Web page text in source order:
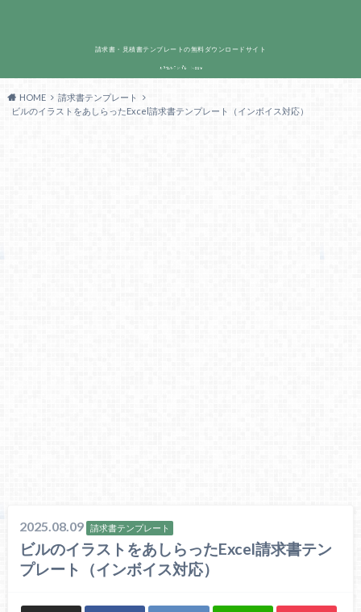
請求書・見積書テンプレートの無料ダウンロードサイト
HOME
請求書テンプレート
ビルのイラストをあしらったExcel請求書テンプレート（インボイス対応）
2025.08.09 請求書テンプレート
ビルのイラストをあしらったExcel請求書テン
プレート（インボイス対応）